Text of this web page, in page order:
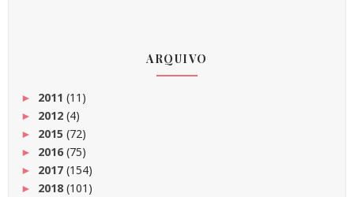
ARQUIVO
► 2011 (11)
► 2012 (4)
► 2015 (72)
► 2016(75)
► 2017 (154)
► 2018 (101)